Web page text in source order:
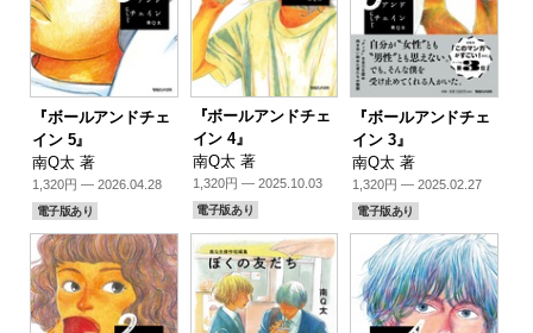
『ボールアンドチェ
イン 5』
南Q太 著
1,320円 — 2026.04.28
電子版あり
『ボールアンドチェ
イン 4』
南Q太 著
1,320円 — 2025.10.03
電子版あり
『ボールアンドチェ
イン 3』
南Q太 著
1,320円 — 2025.02.27
電子版あり